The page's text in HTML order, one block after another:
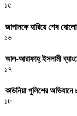
১৫
জাপানকে হারিয়ে শেষ
১৬
আল-আরাফাহ্ ইসলামী
১৭
কাউনিয়া পুলিশের
১৮